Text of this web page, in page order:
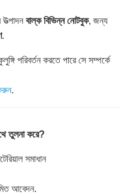
বাল্ক বিভিন্ন নোটবুক, জন্য
.
পরিবর্তন করতে পারে সে সম্পর্কে
.
তুলনা করে?
সমাধান
আবেদন.